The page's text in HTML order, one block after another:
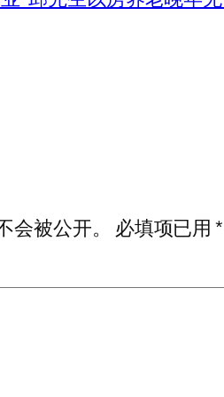
会被公开。
必填项已用*